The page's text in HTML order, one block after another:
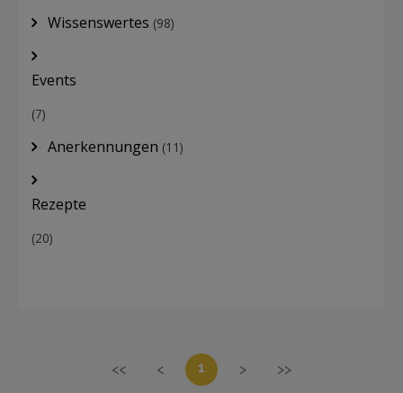
Wissenswertes (98)
Events
(7)
Anerkennungen (11)
Rezepte
(20)
<< < 1 > >>